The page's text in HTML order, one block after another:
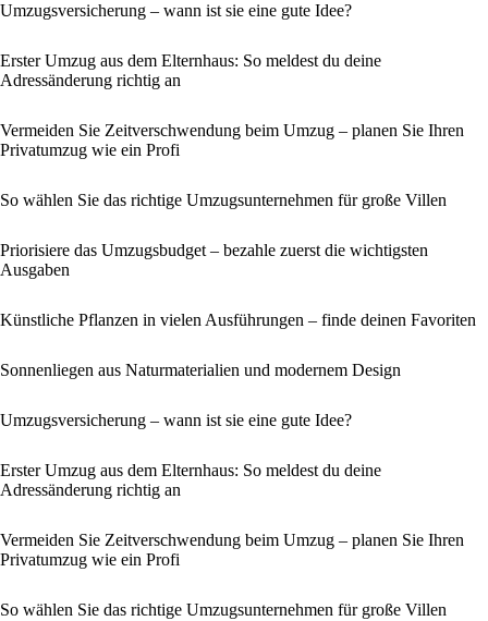
Umzugsversicherung – wann ist sie eine gute Idee?
Erster Umzug aus dem Elternhaus: So meldest du deine
Adressänderung richtig an
Vermeiden Sie Zeitverschwendung beim Umzug – planen Sie Ihren
Privatumzug wie ein Profi
So wählen Sie das richtige Umzugsunternehmen für große Villen
Priorisiere das Umzugsbudget – bezahle zuerst die wichtigsten
Ausgaben
Künstliche Pflanzen in vielen Ausführungen – finde deinen Favoriten
Sonnenliegen aus Naturmaterialien und modernem Design
Umzugsversicherung – wann ist sie eine gute Idee?
Erster Umzug aus dem Elternhaus: So meldest du deine
Adressänderung richtig an
Vermeiden Sie Zeitverschwendung beim Umzug – planen Sie Ihren
Privatumzug wie ein Profi
So wählen Sie das richtige Umzugsunternehmen für große Villen